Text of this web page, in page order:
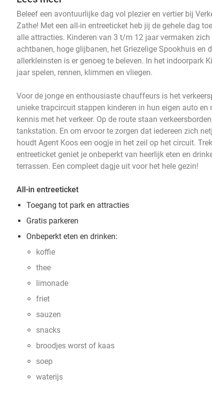
Beleef een avontuurlijke dag vol plezier en vertier bij
Zathe! Met een all-in entreeticket heb jij de gehele dag
alle attracties. Kinderen van 3 t/m 12 jaar vermaken
achtbanen, hoge glijbanen, het Griezelige Spookhuis en
allerkleinsten is er genoeg te beleven. In het indoorpark
jaar spelen, rennen, klimmen en vliegen.
Voor de jonge en enthousiaste chauffeurs is het
unieke trapcircuit stappen kinderen in hun eigen auto en
kennis met het verkeer. Op de route staan
tankstation. En om ervoor te zorgen dat iedereen zich
houdt Agent Koos een oogje in het zeil op het circuit.
entreeticket geniet je onbeperkt van heerlijk eten en
terrassen. Een compleet dagje uit voor het hele gezin!
All-in entreeticket
Toegang tot park en attracties
Gratis parkeren
Onbeperkt eten en drinken:
koffie
thee
limonade
friet
sauzen
snacks
broodjes worst of kaas
soep
waterijs